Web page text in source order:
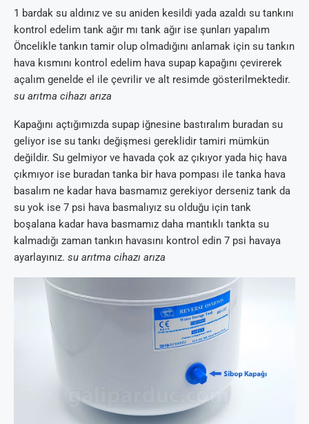
1 bardak su aldınız ve su aniden kesildi yada azaldı su tankını
kontrol edelim tank ağır mı tank ağır ise şunları yapalım
Öncelikle tankın tamir olup olmadığını anlamak için su tankın
hava kısmını kontrol edelim hava supap kapağını çevirerek
açalım genelde el ile çevrilir ve alt resimde gösterilmektedir.
su arıtma cihazı arıza
Kapağını açtığımızda supap iğnesine bastıralım buradan su
geliyor ise su tankı değişmesi gereklidir tamiri mümkün
değildir. Su gelmiyor ve havada çok az çıkıyor yada hiç hava
çıkmıyor ise buradan tanka bir hava pompası ile tanka hava
basalım ne kadar hava basmamız gerekiyor derseniz tank da
su yok ise 7 psi hava basmalıyız su olduğu için tank
boşalana kadar hava basmamız daha mantıklı tankta su
kalmadığı zaman tankın havasını kontrol edin 7 psi havaya
ayarlayınız. su arıtma cihazı arıza